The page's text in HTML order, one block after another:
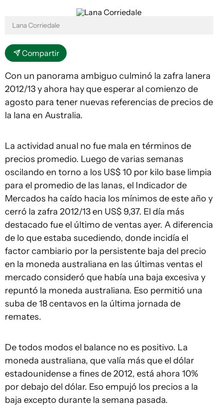
Lana Corriedale
Compartir
Con un panorama ambiguo culminó la zafra lanera
2012/13 y ahora hay que esperar al comienzo de
agosto para tener nuevas referencias de precios de
la lana en Australia.
La actividad anual no fue mala en términos de
precios promedio. Luego de varias semanas
oscilando en torno a los US$ 10 por kilo base limpia
para el promedio de las lanas, el Indicador de
Mercados ha caído hacia los mínimos de este año y
cerró la zafra 2012/13 en US$ 9,37. El día más
destacado fue el último de ventas ayer. A diferencia
de lo que estaba sucediendo, donde incidía el
factor cambiario por la persistente baja del precio
en la moneda australiana en las últimas ventas el
mercado consideró que había una baja excesiva y
repuntó la moneda australiana. Eso permitió una
suba de 18 centavos en la última jornada de
remates.
De todos modos el balance no es positivo. La
moneda australiana, que valía más que el dólar
estadounidense a fines de 2012, está ahora 10%
por debajo del dólar. Eso empujó los precios a la
baja excepto durante la semana pasada.